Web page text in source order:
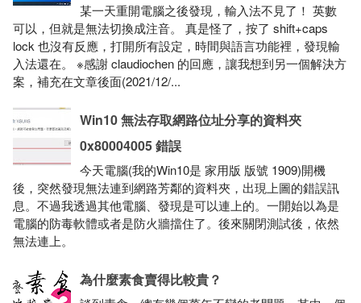
某一天重開電腦之後發現，輸入法不見了！ 英數
可以，但就是無法切換成注音。 真是怪了，按了 shift+caps
lock 也沒有反應，打開所有設定，時間與語言功能裡，發現輸
入法還在。 ※感謝 claudiochen 的回應，讓我想到另一個解決方
案，補充在文章後面(2021/12/...
Win10 無法存取網路位址分享的資料夾
0x80004005 錯誤
今天電腦(我的Win10是 家用版 版號 1909)開機
後，突然發現無法連到網路芳鄰的資料夾，出現上圖的錯誤訊
息。不過我透過其他電腦、發現是可以連上的。一開始以為是
電腦的防毒軟體或者是防火牆擋住了。後來關閉測試後，依然
無法連上。
為什麼素食賣得比較貴？